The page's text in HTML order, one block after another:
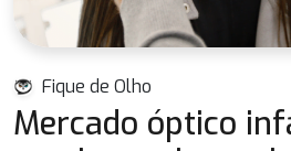
Fique de Olho
Mercado óptico